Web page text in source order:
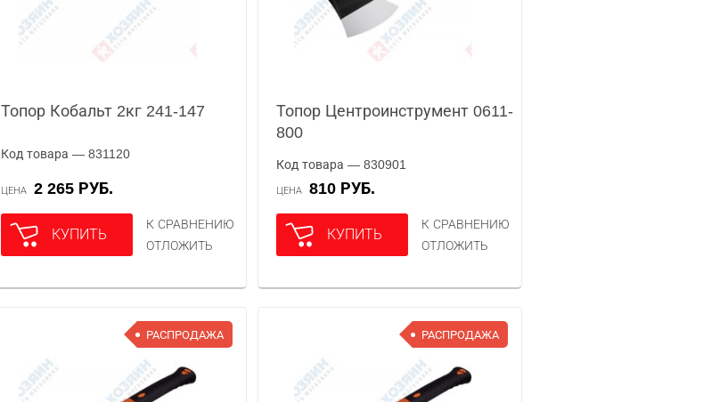
Топор Кобальт 2кг 241-147
Код товара — 831120
ЦЕНА 2 265 РУБ.
КУПИТЬ
К СРАВНЕНИЮ
ОТЛОЖИТЬ
Топор Центроинструмент 0611-
800
Код товара — 830901
ЦЕНА 810 РУБ.
КУПИТЬ
К СРАВНЕНИЮ
ОТЛОЖИТЬ
РАСПРОДАЖА РАСПРОДАЖА